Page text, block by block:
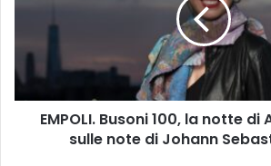
B
u
EMPOLI. Busoni 100, la notte di
sulle note di Johann